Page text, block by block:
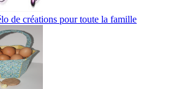
de créations pour toute la famille